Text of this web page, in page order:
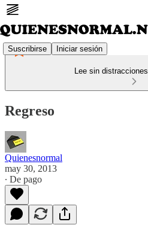
Suscribirse Iniciar sesión
Lee sin
Regreso
Quienesnormal
may 30, 2013
∙ De pago